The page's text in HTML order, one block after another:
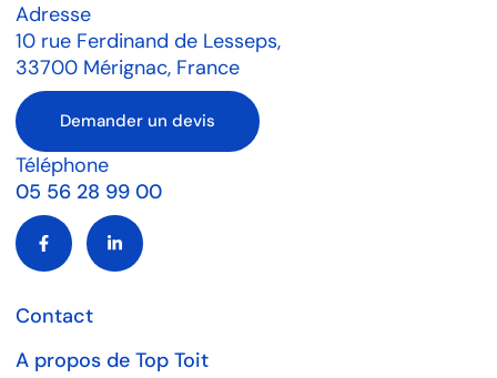
Adresse
10 rue Ferdinand de Lesseps,
33700 Mérignac, France
Demander un devis
Téléphone
05 56 28 99 00
Contact
A propos de Top Toit